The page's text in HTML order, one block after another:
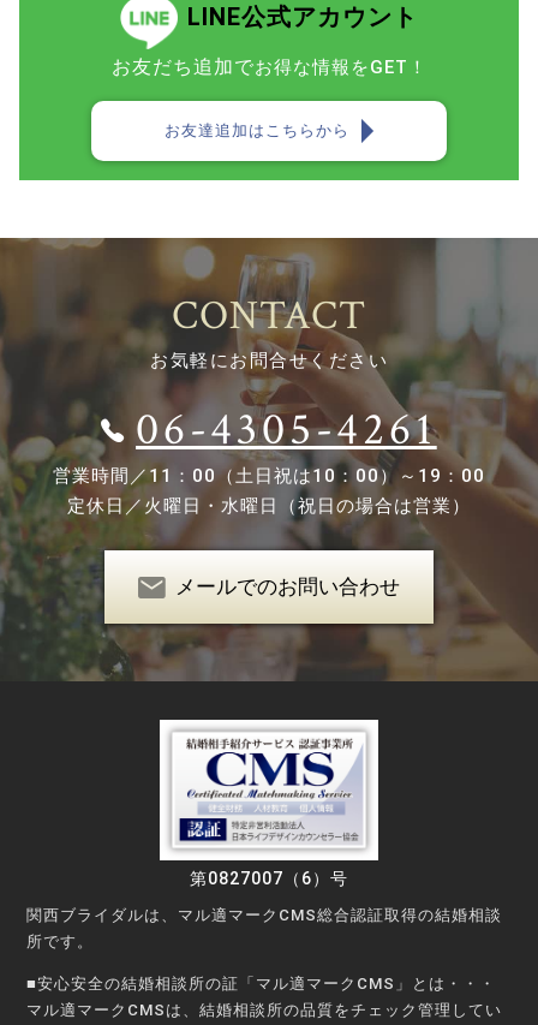
LINE公式アカウント
お友だち追加でお得な情報をGET！
お友達追加はこちらから
CONTACT
お気軽にお問合せください
06-4305-4261
営業時間／11：00（土日祝は10：00）～19：00
定休日／火曜日・水曜日（祝日の場合は営業）
メールでのお問い合わせ
第0827007（6）号
関西ブライダルは、マル適マークCMS総合認証取得の結婚相談
所です。
■安心安全の結婚相談所の証「マル適マークCMS」とは・・・
マル適マークCMSは、結婚相談所の品質をチェック管理してい